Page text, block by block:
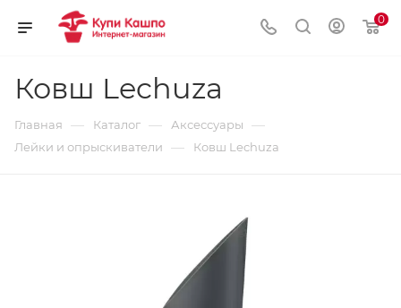
0
Ковш Lechuza
Главная — Каталог — Аксессуары —
Лейки и опрыскиватели — Ковш Lechuza